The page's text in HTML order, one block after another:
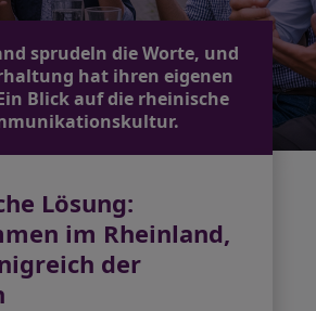
sprudeln die Worte, und
hat ihren eigenen
Blick auf die rheinische
Lösung:
im Rheinland,
der